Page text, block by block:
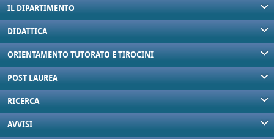
IL DIPARTIMENTO
DIDATTICA
ORIENTAMENTO TUTORATO E TIROCINI
POST LAUREA
RICERCA
AVVISI